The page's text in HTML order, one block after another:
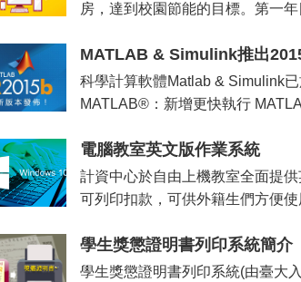
房，達到校園節能的目標。第一
MATLAB & Simulink推出
科學計算軟體Matlab & Simulink
MATLAB®：新增更快執行
電腦教室英文版作業系統
計資中心於自由上機教室全面提
可列印扣款，可供外籍生們方便
學生獎懲證明書列印系統簡介
學生獎懲證明書列印系統(由臺大